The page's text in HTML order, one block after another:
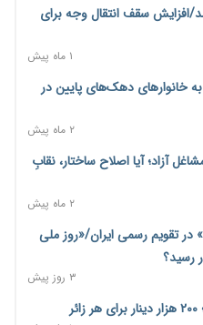
دانشجویان تحصیلات تکمیلی
افزایش سپرده قانونی با هدف
ترمز تولید خودرو کشیده شد؛ افت ۲۵ درصدی تیراژ ایران‌خودرو،
۲ روز پیش
به راهبرد تأمین کالاهای
برطرف شد/افزایش سقف انتقال وجه برای
۱ ماه پیش
به خانوارهای دهک‌های پایین در
۲ ماه پیش
آزاد؛ آیا اصلاح ساختار، نقابِ
۲ ماه پیش
در تقویم رسمی ایران/«روز ملی
رسید؟
۳ روز پیش